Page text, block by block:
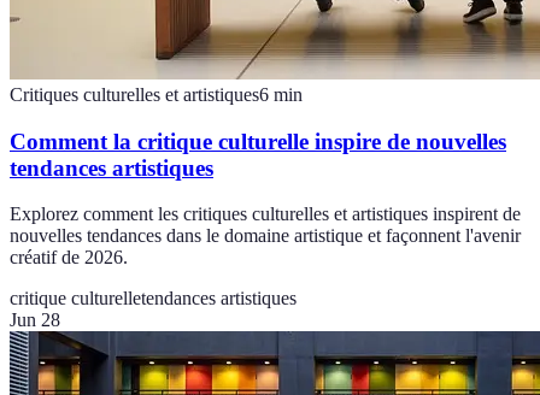
Critiques culturelles et artistiques6 min
Comment la critique culturelle inspire de nouvelles
tendances artistiques
Explorez comment les critiques culturelles et artistiques inspirent de
nouvelles tendances dans le domaine artistique et façonnent l'avenir
créatif de 2026.
critique culturelletendances artistiques
Jun 28